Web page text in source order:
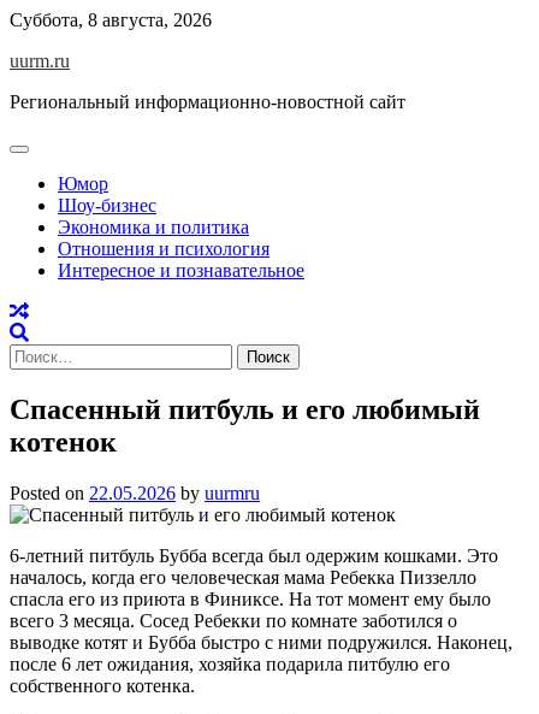
Skip
content
Суббота, 8 августа, 2026
uurm.ru
Региональный информационно-новостной сайт
Юмор
Шоу-бизнес
Экономика и политика
Отношения и психология
Интересное и познавательное
Найти:
Спасенный питбуль и его любимый
котенок
Posted on 22.05.2026 by uurmru
6-летний питбуль Бубба всегда был одержим кошками. Это
началось, когда его человеческая мама Ребекка Пиззелло
спасла его из приюта в Финиксе. На тот момент ему было
всего 3 месяца. Сосед Ребекки по комнате заботился о
выводке котят и Бубба быстро с ними подружился. Наконец,
после 6 лет ожидания, хозяйка подарила питбулю его
собственного котенка.